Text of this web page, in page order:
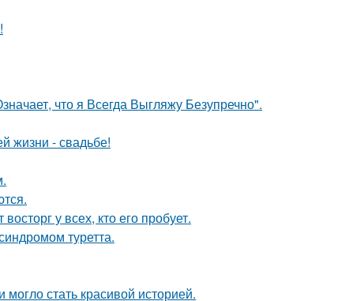
что я Всегда Выгляжу Безупречно".
жизни - свадьбе!
у всех, кто его пробует.
туретта.
стать красивой историей.